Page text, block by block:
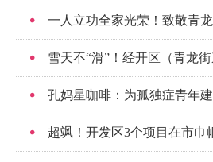
一人立功全家光荣！致敬青龙
雪天不“滑”！经开区（青龙
孔妈星咖啡：为孤独症青年
超飒！开发区3个项目在市巾